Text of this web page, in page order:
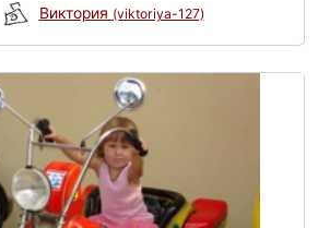
Виктория (viktoriya-127)